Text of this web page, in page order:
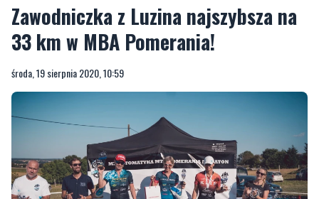
Zawodniczka z Luzina najszybsza na
33 km w MBA Pomerania!
środa, 19 sierpnia 2020, 10:59